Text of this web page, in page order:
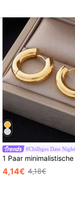
#Chilliges Date Night
4,14€ 4,18€